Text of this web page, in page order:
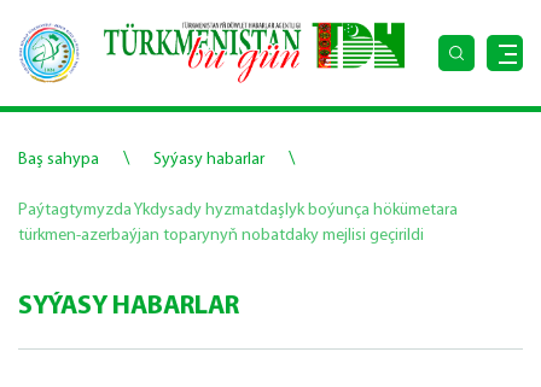
Baş sahypa \ Syýasy habarlar \
Paýtagtymyzda Ykdysady hyzmatdaşlyk boýunça hökümetara
türkmen-azerbaýjan toparynyň nobatdaky mejlisi geçirildi
SYÝASY HABARLAR